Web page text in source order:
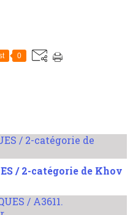
0
/ 2-catégorie de Khov